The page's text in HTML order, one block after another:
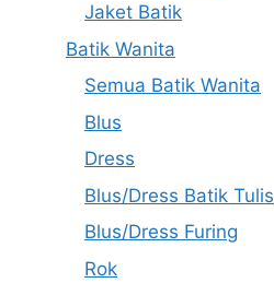
Jaket Batik
Batik Wanita
Semua Batik Wanita
Blus
Dress
Blus/Dress Batik Tulis
Blus/Dress Furing
Rok